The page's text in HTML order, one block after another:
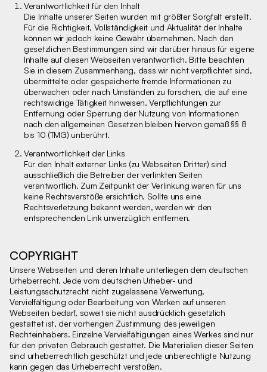
Verantwortlichkeit für den Inhalt
Die Inhalte unserer Seiten wurden mit größter Sorgfalt erstellt.
Für die Richtigkeit, Vollständigkeit und Aktualität der Inhalte
können wir jedoch keine Gewähr übernehmen. Nach den
gesetzlichen Bestimmungen sind wir darüber hinaus für eigene
Inhalte auf diesen Webseiten verantwortlich. Bitte beachten
Sie in diesem Zusammenhang, dass wir nicht verpflichtet sind,
übermittelte oder gespeicherte fremde Informationen zu
überwachen oder nach Umständen zu forschen, die auf eine
rechtswidrige Tätigkeit hinweisen. Verpflichtungen zur
Entfernung oder Sperrung der Nutzung von Informationen
nach den allgemeinen Gesetzen bleiben hiervon gemäß §§ 8
bis 10 (TMG) unberührt.
Verantwortlichkeit der Links
Für den Inhalt externer Links (zu Webseiten Dritter) sind
ausschließlich die Betreiber der verlinkten Seiten
verantwortlich. Zum Zeitpunkt der Verlinkung waren für uns
keine Rechtsverstöße ersichtlich. Sollte uns eine
Rechtsverletzung bekannt werden, werden wir den
entsprechenden Link unverzüglich entfernen.
COPYRIGHT
Unsere Webseiten und deren Inhalte unterliegen dem deutschen
Urheberrecht. Jede vom deutschen Urheber- und
Leistungsschutzrecht nicht zugelassene Verwertung,
Vervielfältigung oder Bearbeitung von Werken auf unseren
Webseiten bedarf, soweit sie nicht ausdrücklich gesetzlich
gestattet ist, der vorherigen Zustimmung des jeweiligen
Rechteinhabers. Einzelne Vervielfältigungen eines Werkes sind nur
für den privaten Gebrauch gestattet. Die Materialien dieser Seiten
sind urheberrechtlich geschützt und jede unberechtigte Nutzung
kann gegen das Urheberrecht verstoßen.